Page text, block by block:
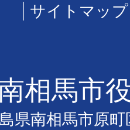
サイトマップ
相馬市
県南相馬市原町